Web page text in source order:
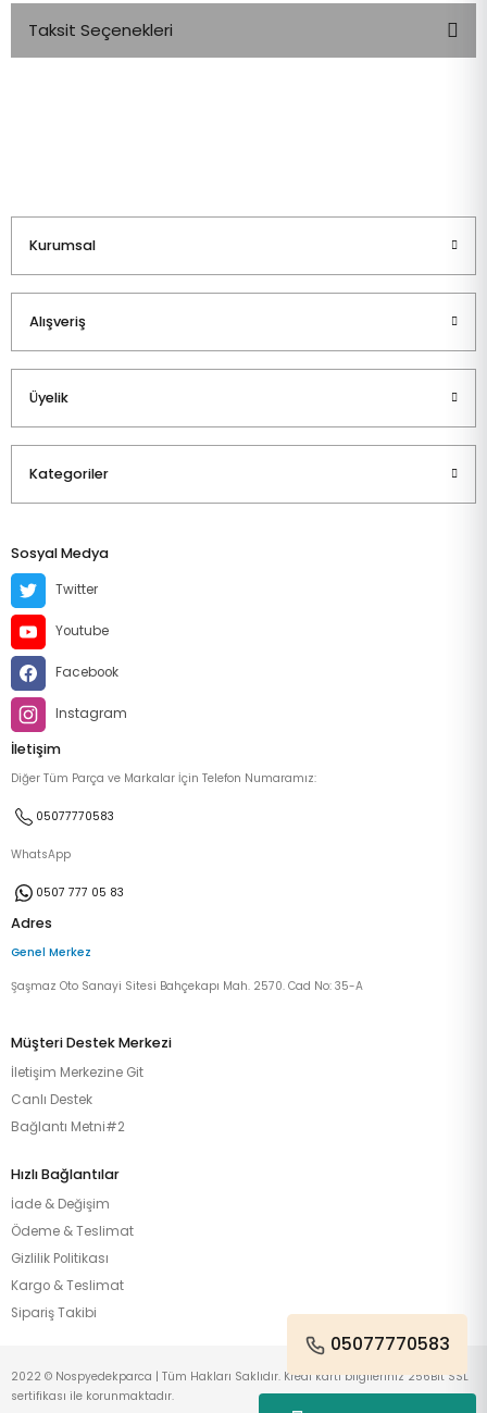
Taksit Seçenekleri
Kurumsal
Alışveriş
Üyelik
Kategoriler
Sosyal Medya
Twitter
Youtube
Facebook
Instagram
İletişim
Diğer Tüm Parça ve Markalar İçin Telefon Numaramız:
05077770583
WhatsApp
0507 777 05 83
Adres
Genel Merkez
Şaşmaz Oto Sanayi Sitesi Bahçekapı Mah. 2570. Cad No: 35-A
Müşteri Destek Merkezi
İletişim Merkezine Git
Canlı Destek
Bağlantı Metni#2
Hızlı Bağlantılar
İade & Değişim
Ödeme & Teslimat
Gizlilik Politikası
Kargo & Teslimat
Sipariş Takibi
05077770583
2022 © Nospyedekparca | Tüm Hakları Saklıdır. Kredi kartı bilgileriniz 256Bit SSL
sertifikası ile korunmaktadır.